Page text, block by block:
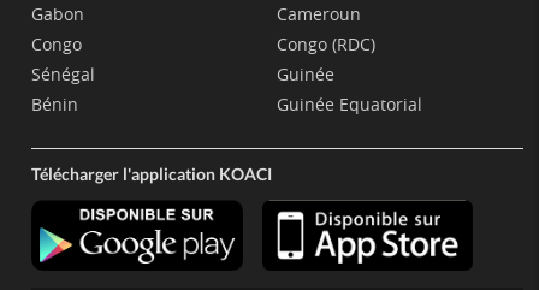
Gabon
Congo
Sénégal
Bénin
Cameroun
Congo (RDC)
Guinée
Guinée Equatorial
Télécharger l'application KOACI